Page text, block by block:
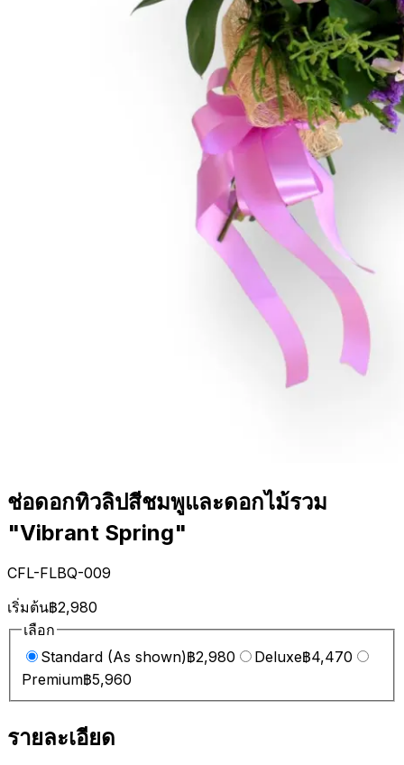
ช่อดอกทิวลิปสีชมพูและดอกไม้รวม
"Vibrant Spring"
CFL-FLBQ-009
เริ่มต้น฿2,980
เลือก
Standard (As shown)฿2,980 Deluxe฿4,470
Premium฿5,960
รายละเอียด